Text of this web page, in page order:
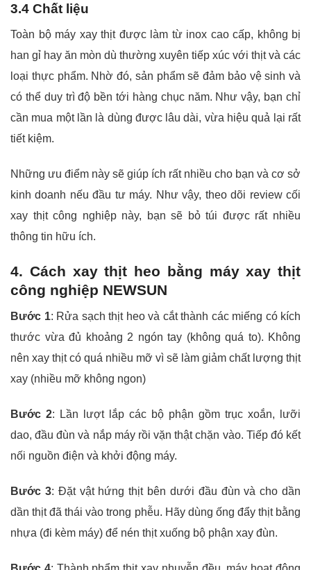
3.4 Chất liệu
Toàn bộ máy xay thịt được làm từ inox cao cấp, không bị
han gỉ hay ăn mòn dù thường xuyên tiếp xúc với thịt và các
loại thực phẩm. Nhờ đó, sản phẩm sẽ đảm bảo vệ sinh và
có thể duy trì độ bền tới hàng chục năm. Như vậy, bạn chỉ
cần mua một lần là dùng được lâu dài, vừa hiệu quả lại rất
tiết kiệm.
Những ưu điểm này sẽ giúp ích rất nhiều cho bạn và cơ sở
kinh doanh nếu đầu tư máy. Như vậy, theo dõi review cối
xay thịt công nghiệp này, bạn sẽ bỏ túi được rất nhiều
thông tin hữu ích.
4. Cách xay thịt heo bằng máy xay thịt
công nghiệp NEWSUN
Bước 1: Rửa sạch thịt heo và cắt thành các miếng có kích
thước vừa đủ khoảng 2 ngón tay (không quá to). Không
nên xay thịt có quá nhiều mỡ vì sẽ làm giảm chất lượng thịt
xay (nhiều mỡ không ngon)
Bước 2: Lần lượt lắp các bộ phận gồm trục xoắn, lưỡi
dao, đầu đùn và nắp máy rồi vặn thật chặn vào. Tiếp đó kết
nối nguồn điện và khởi động máy.
Bước 3: Đặt vật hứng thịt bên dưới đầu đùn và cho dần
dần thịt đã thái vào trong phễu. Hãy dùng ống đẩy thịt bằng
nhựa (đi kèm máy) để nén thịt xuống bộ phận xay đùn.